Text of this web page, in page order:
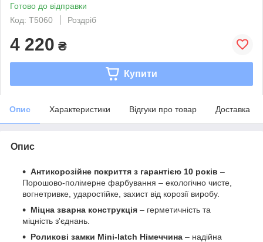
Готово до відправки
Код: T5060
Роздріб
4 220 ₴
Купити
Опис Характеристики Відгуки про товар Доставка
Опис
Антикорозійне покриття з гарантією 10 років –
Порошово-полімерне фарбування – екологічно чисте,
вогнетривке, ударостійке, захист від корозії виробу.
Міцна зварна конструкція – герметичність та
міцність з'єднань.
Роликові замки Mini-latch Німеччина – надійна